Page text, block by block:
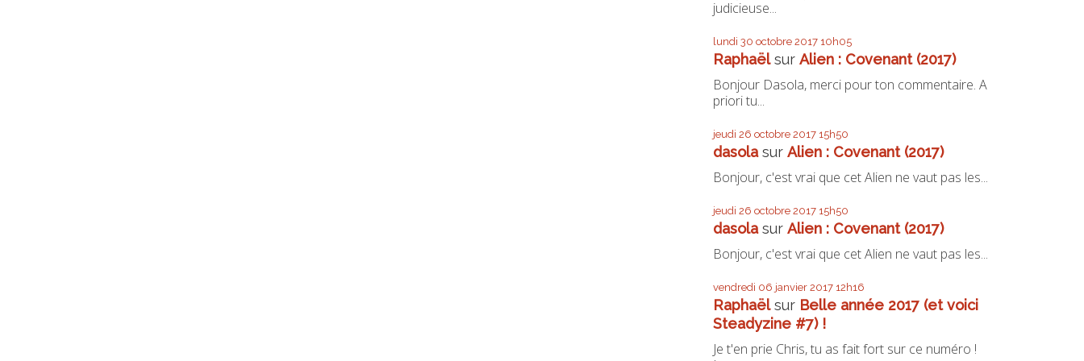
judicieuse...
lundi 30 octobre 2017 10h05
RaphaëlsurAlien : Covenant (2017)
Bonjour Dasola, merci pour ton commentaire. A
priori tu...
jeudi 26 octobre 2017 15h50
dasolasurAlien : Covenant (2017)
Bonjour, c'est vrai que cet Alien ne vaut pas les...
jeudi 26 octobre 2017 15h50
dasolasurAlien : Covenant (2017)
Bonjour, c'est vrai que cet Alien ne vaut pas les...
vendredi 06 janvier 2017 12h16
Raphaëlsur Belle année 2017 (et voici
Steadyzine #7) !
Je t'en prie Chris, tu as fait fort sur ce numéro !